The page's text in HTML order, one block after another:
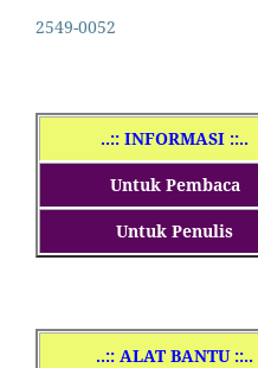
2549-0052
..:: INFORMASI ::..
Untuk Pembaca
Untuk Penulis
..:: ALAT BANTU ::..